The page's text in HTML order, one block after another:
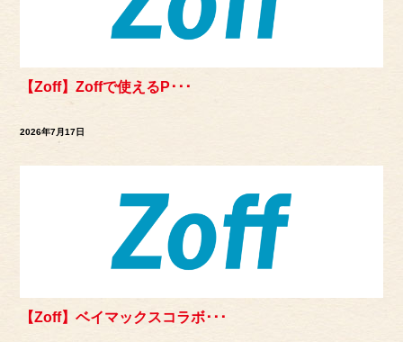
【Zoff】Zoffで使えるP･･･
2026年7月17日
【Zoff】ベイマックスコラボ･･･